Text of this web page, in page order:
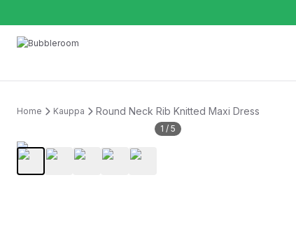
Home Kauppa Round Neck Rib Knitted Maxi Dress
1 / 5